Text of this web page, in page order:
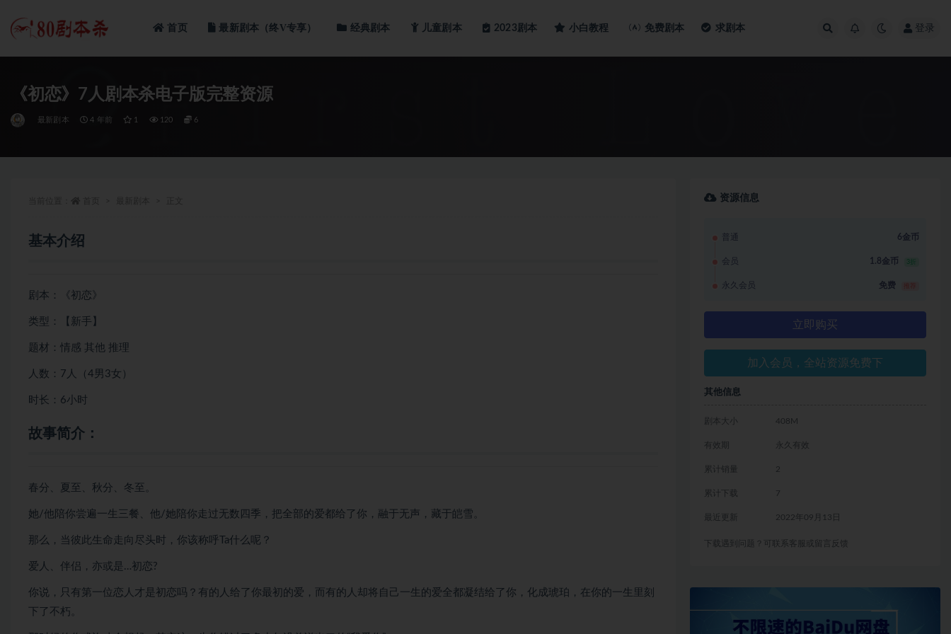
首页 最新剧本（终V专享） 经典剧本 儿童剧本 2023剧本 小白教程 免费剧本 求剧本 登录
《初恋》7人剧本杀电子版完整资源
最新剧本 4 年前 1 120 6
基本介绍
剧本：《初恋》
类型：【新手】
题材：情感 其他 推理
人数：7人（4男3女）
时长：6小时
故事简介：
春分、夏至、秋分、冬至。
她/他陪你尝遍一生三餐、他/她陪你走过无数四季，把全部的爱都给了你，融于无声，藏于皑雪。
那么，当彼此生命走向尽头时，你该称呼Ta什么呢？
爱人、伴侣，亦或是…初恋?
你说，只有第一位恋人才是初恋吗？有的人给了你最初的爱，而有的人却将自己一生的爱全都凝结给了你，化成琥珀，在你的一生里刻
下了不朽。
资源信息
普通 6金币
会员 1.8金币 3折
永久会员 免费
立即购买
加入会员，全站资源免费下
其他信息
剧本大小 408M
有效期 永久有效
累计销量 2
累计下载 7
最近更新 2022年09月13日
下载遇到问题？可联系客服或留言反馈